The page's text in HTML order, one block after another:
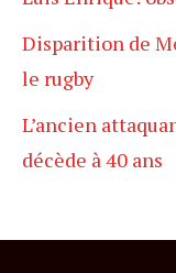
Disparition de
le rugby
L’ancien
décède à 40 ans